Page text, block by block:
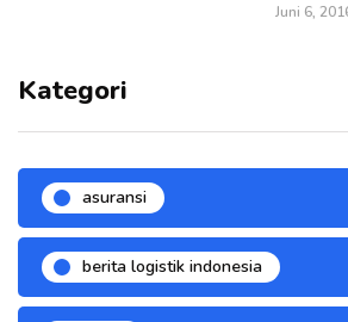
Juni 6,
Kategori
asuransi
berita logistik indonesia